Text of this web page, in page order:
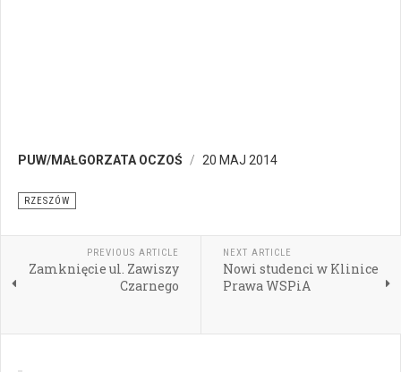
PUW/MAŁGORZATA OCZOŚ 20 MAJ 2014
RZESZÓW
PREVIOUS ARTICLE
Zamknięcie ul. Zawiszy
Czarnego
NEXT ARTICLE
Nowi studenci w Klinice
Prawa WSPiA